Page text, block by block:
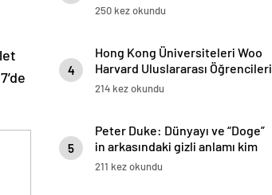
250 kez okundu
4
Hong Kong Üniversiteleri Woo
Harvard Uluslararası Öğrencileri
Trump tarafından Hedeflenen
214 kez okundu
5
Peter Duke: Dünyayı ve “Doge”
in arkasındaki gizli anlamı kim
yönetiyor
211 kez okundu